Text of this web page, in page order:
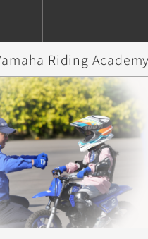
依排氣量
Sport
Heritage
MT-
550+
XSR
700
550+
依排氣量
AdventureFamily
BW'S
125
AXIS
Z /
Zii
125
瀏覽紀錄
Riding